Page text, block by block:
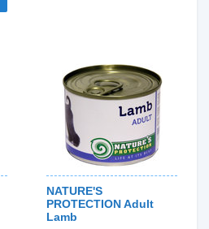
NATURE'S
PROTECTION Adult
Lamb